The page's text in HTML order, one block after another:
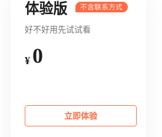
体验版
好不好用先试试看
¥ 0
立即体验